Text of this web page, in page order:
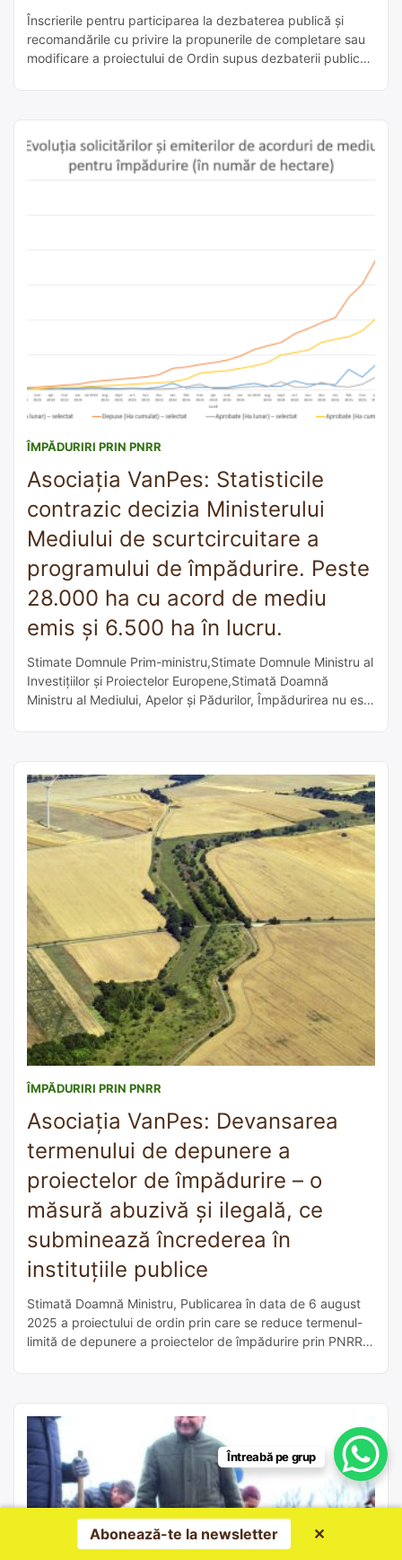
Înscrierile pentru participarea la dezbaterea publică şi
recomandările cu privire la propunerile de completare sau
modificare a proiectului de Ordin supus dezbaterii publice
prevederile Legii nr. […]
ÎMPĂDURIRI PRIN PNRR
Asociația VanPes: Statisticile
contrazic decizia Ministerului
Mediului de scurtcircuitare a
programului de împădurire. Peste
28.000 ha cu acord de mediu
emis și 6.500 ha în lucru.
Stimate Domnule Prim-ministru,Stimate Domnule Ministru al
Investițiilor și Proiectelor Europene,Stimată Doamnă
Ministru al Mediului, Apelor și Pădurilor, Împădurirea nu este
și securitatea alimentară. În acest cadru, Avizul recent al
Curții […]
ÎMPĂDURIRI PRIN PNRR
Asociația VanPes: Devansarea
termenului de depunere a
proiectelor de împădurire – o
măsură abuzivă și ilegală, ce
subminează încrederea în
instituțiile publice
Stimată Doamnă Ministru, Publicarea în data de 6 august
2025 a proiectului de ordin prin care se reduce termenul-
limită de depunere a proiectelor de împădurire prin PNRR
întrucât încalcă art. […]
Abonează-te la newsletter ✕
Întreabă pe grup